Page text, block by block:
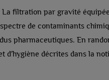
filtration par gravité
de contaminants
pharmaceutiques. En
décrites dans la